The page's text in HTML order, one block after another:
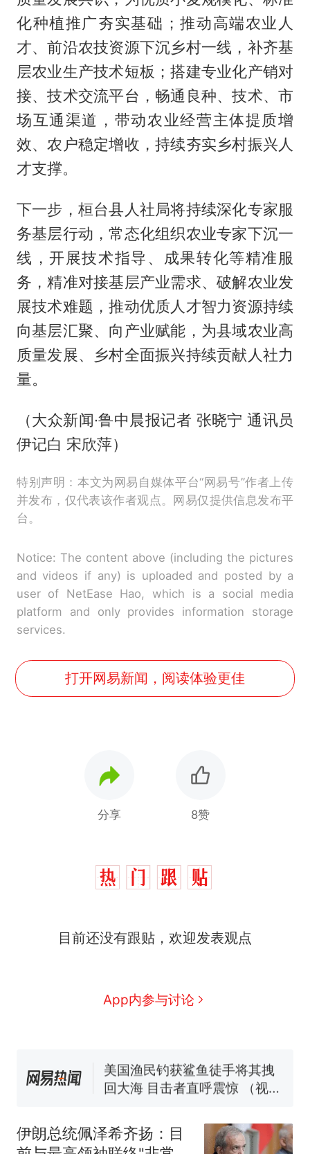
化种植推广夯实基础；推动高端农业人
才、前沿农技资源下沉乡村一线，补齐基
层农业生产技术短板；搭建专业化产销对
接、技术交流平台，畅通良种、技术、市
场互通渠道，带动农业经营主体提质增
效、农户稳定增收，持续夯实乡村振兴人
才支撑。
下一步，桓台县人社局将持续深化专家服
务基层行动，常态化组织农业专家下沉一
线，开展技术指导、成果转化等精准服
务，精准对接基层产业需求、破解农业发
展技术难题，推动优质人才智力资源持续
向基层汇聚、向产业赋能，为县域农业高
质量发展、乡村全面振兴持续贡献人社力
量。
（大众新闻·鲁中晨报记者 张晓宁 通讯员
伊记白 宋欣萍）
特别声明：本文为网易自媒体平台“网易号”作者上传
并发布，仅代表该作者观点。网易仅提供信息发布平
台。
Notice: The content above (including the pictures
and videos if any) is uploaded and posted by a
user of NetEase Hao, which is a social media
platform and only provides information storage
services.
打开网易新闻，阅读体验更佳
分享 8赞
目前还没有跟贴，欢迎发表观点
App内参与讨论
么？
人生
费大厨“全国小炒肉大王”称
号，仅凭视频评出？中国烹饪
140多朵
美国渔民钓获鲨鱼徒手将其拽
回大海 目击者直呼震惊 （视频
官方通报
热
制裁瓜子饺子，美国怕什
伊朗总统佩泽希齐扬：目